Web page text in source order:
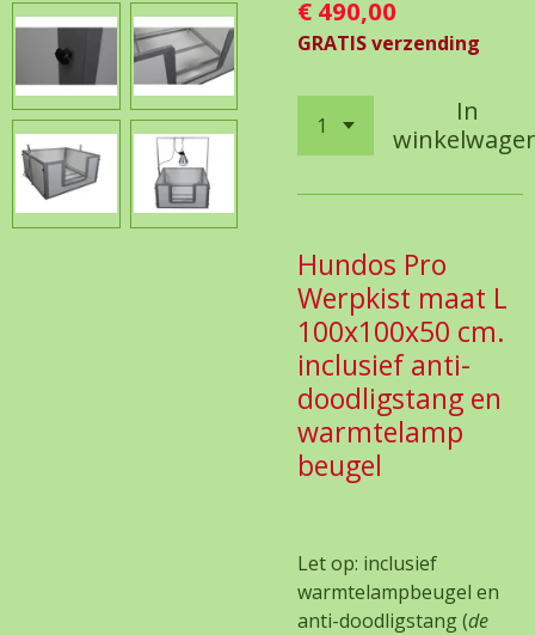
€ 490,00
GRATIS verzending
In
Hundos Pro
Werpkist maat L
100x100x50 cm.
inclusief anti-
doodligstang en
warmtelamp
beugel
Let op: inclusief
warmtelampbeugel en
anti-doodligstang (de